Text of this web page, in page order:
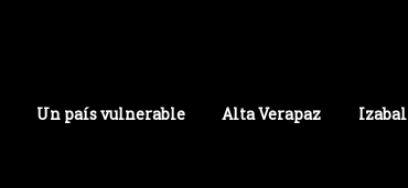
Un país vulnerable Alta Verapaz Izabal